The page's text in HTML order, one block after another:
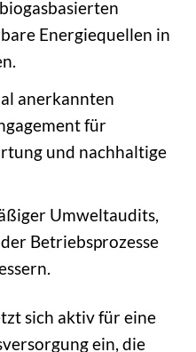
Energiequellen in
anerkannten
für
und nachhaltige
Umweltaudits,
Betriebsprozesse
sich aktiv für eine
ein, die